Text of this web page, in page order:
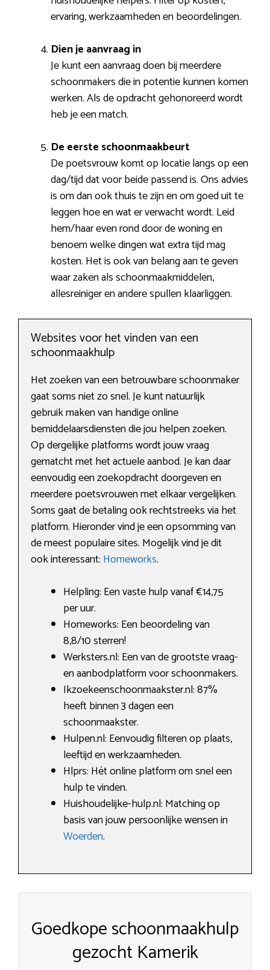
ervaring, werkzaamheden en beoordelingen.
Dien je aanvraag in
Je kunt een aanvraag doen bij meerdere
schoonmakers die in potentie kunnen komen
werken. Als de opdracht gehonoreerd wordt
heb je een match.
De eerste schoonmaakbeurt
De poetsvrouw komt op locatie langs op een
dag/tijd dat voor beide passend is. Ons advies
is om dan ook thuis te zijn en om goed uit te
leggen hoe en wat er verwacht wordt. Leid
hem/haar even rond door de woning en
benoem welke dingen wat extra tijd mag
kosten. Het is ook van belang aan te geven
waar zaken als schoonmaakmiddelen,
allesreiniger en andere spullen klaarliggen.
Websites voor het vinden van een
schoonmaakhulp
Het zoeken van een betrouwbare schoonmaker
gaat soms niet zo snel. Je kunt natuurlijk
gebruik maken van handige online
bemiddelaarsdiensten die jou helpen zoeken.
Op dergelijke platforms wordt jouw vraag
gematcht met het actuele aanbod. Je kan daar
eenvoudig een zoekopdracht doorgeven en
meerdere poetsvrouwen met elkaar vergelijken.
Soms gaat de betaling ook rechtstreeks via het
platform. Hieronder vind je een opsomming van
de meest populaire sites. Mogelijk vind je dit
ook interessant: Homeworks.
Helpling: Een vaste hulp vanaf €14,75
per uur.
Homeworks: Een beoordeling van
8,8/10 sterren!
Werksters.nl: Een van de grootste vraag-
en aanbodplatform voor schoonmakers.
Ikzoekeenschoonmaakster.nl: 87%
heeft binnen 3 dagen een
schoonmaakster.
Hulpen.nl: Eenvoudig filteren op plaats,
leeftijd en werkzaamheden.
Hlprs: Hét online platform om snel een
hulp te vinden.
Huishoudelijke-hulp.nl: Matching op
basis van jouw persoonlijke wensen in
Woerden.
Goedkope schoonmaakhulp
gezocht Kamerik